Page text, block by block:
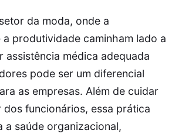
da moda, onde a
produtividade caminham lado a
assistência médica adequada
pode ser um diferencial
as empresas. Além de cuidar
funcionários, essa prática
a saúde organizacional,